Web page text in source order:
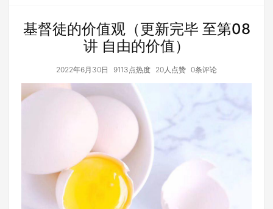
基督徒的价值观（更新完毕 至第08
讲 自由的价值）
2022年6月30日 9113点热度 20人点赞 0条评论